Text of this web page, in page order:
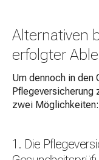
Alternativen
erfolgter
Um dennoch in den
Pflegeversicherung
zwei Möglichkeiten:
1. Die